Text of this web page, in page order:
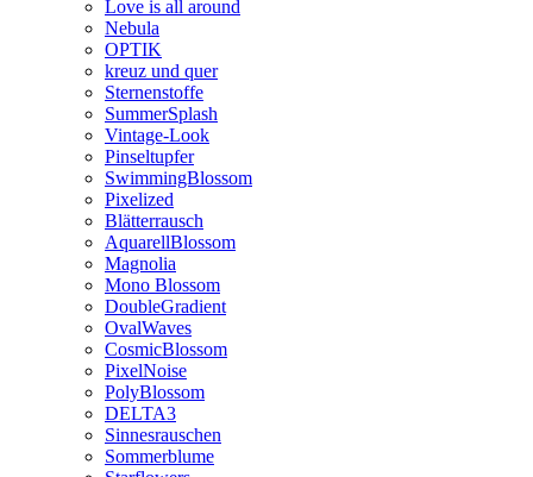
Love is all around
Nebula
OPTIK
kreuz und quer
Sternenstoffe
SummerSplash
Vintage-Look
Pinseltupfer
SwimmingBlossom
Pixelized
Blätterrausch
AquarellBlossom
Magnolia
Mono Blossom
DoubleGradient
OvalWaves
CosmicBlossom
PixelNoise
PolyBlossom
DELTA3
Sinnesrauschen
Sommerblume